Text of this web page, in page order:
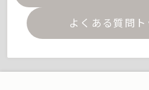
よくある質問